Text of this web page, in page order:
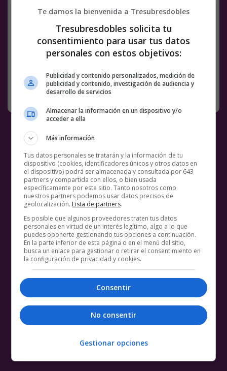
Facebook
Twitter
WhatsApp
Gmail
Meneame
Copy
Link
SIN CATEGORÍA 15 MAYO, 2020
Te damos la bienvenida a Tresubresdobles
Tresubresdobles solicita tu
consentimiento para usar tus datos
personales con estos objetivos:
Publicidad y contenido personalizados, medición de
publicidad y contenido, investigación de audiencia y
desarrollo de servicios
Almacenar la información en un dispositivo y/o
acceder a ella
Más información
Tus datos personales se tratarán y la información de tu
dispositivo (cookies, identificadores únicos y otros datos en
el dispositivo) podrá ser almacenada y consultada por 643
partners y compartida con ellos, o bien usada
específicamente por este sitio. Tanto nosotros como
nuestros partners podemos usar datos precisos de
geolocalización. Lista de partners.
Es posible que algunos proveedores traten tus datos
personales en virtud de un interés legítimo, algo a lo que
puedes oponerte gestionando tus opciones a continuación.
En la parte inferior de esta página o en el menú del sitio,
busca un enlace para gestionar o retirar el consentimiento en
la configuración de privacidad y cookies.
Consentir
No consentir
Gestionar opciones